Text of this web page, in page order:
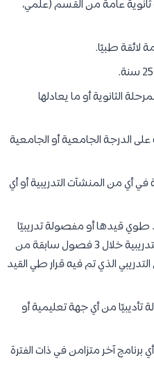
عامة من القسم (علمي،
لائقة طبيًا.
الثانوية أو ما يعادلها
الدرجة الجامعية أو الجامعية
أي من المنشآت التدريبية أو أي
طوي قيدها أو مفصولة تدريبيًا
في أي من منشآت المؤسسة التدريبية خلال 3 فصول سابقة من
الذي تم فيه قرار طي القيد
من أي جهة تعليمية أو
آخر متزامن في ذات الفترة